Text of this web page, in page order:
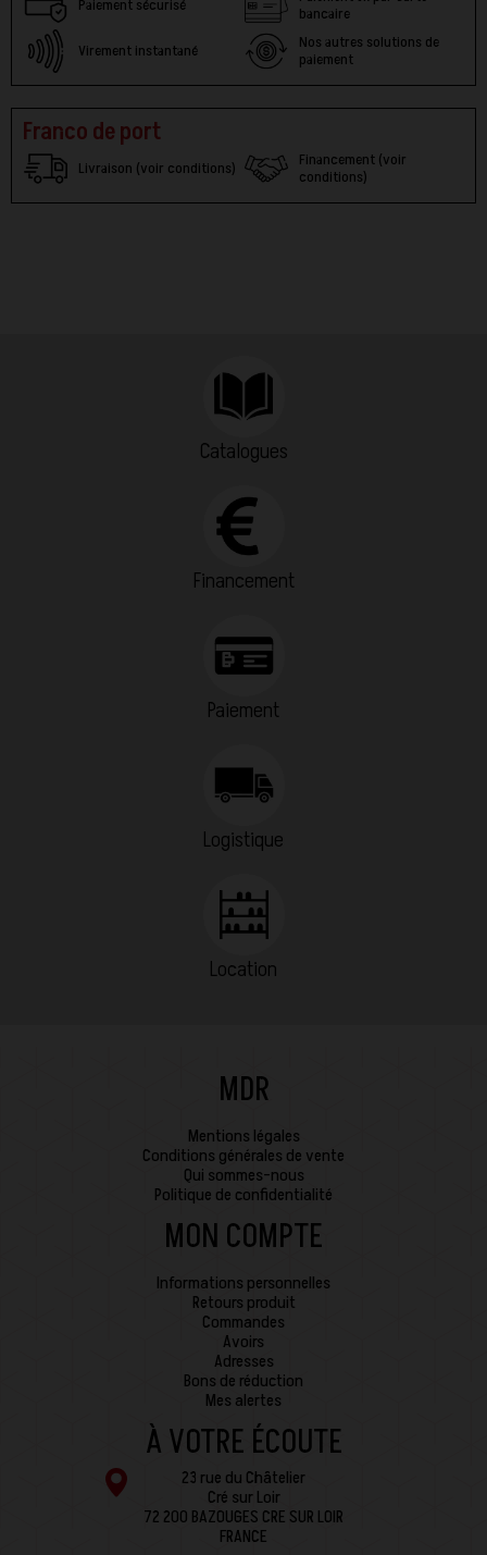
Paiement sécurisé
bancaire
Virement instantané
Nos autres solutions de
paiement
Franco de port
Livraison (voir conditions)
Financement (voir
conditions)
Catalogues
Financement
Paiement
Logistique
Location
MDR
Mentions légales
Conditions générales de vente
Qui sommes-nous
Politique de confidentialité
MON COMPTE
Informations personnelles
Retours produit
Commandes
Avoirs
Adresses
Bons de réduction
Mes alertes
À VOTRE ÉCOUTE
23 rue du Châtelier
Cré sur Loir
72 200 BAZOUGES CRE SUR LOIR
FRANCE